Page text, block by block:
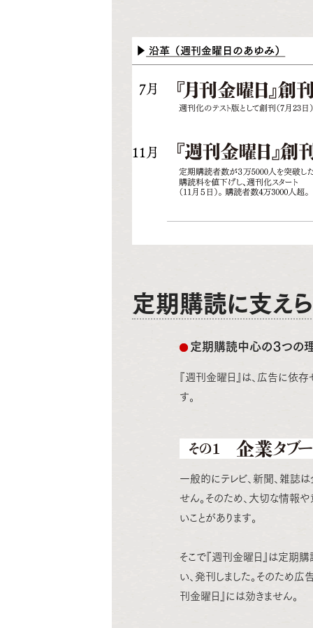
定期購読に支え
定期購読中心の３つの
『週刊金曜日』は、広告に依
す。
一般的にテレビ、新聞、雑誌
せん。そのため、大切な情報
いことがあります。
そこで『週刊金曜日』は定期
い、発刊しました。そのため
刊金曜日』には効きません。